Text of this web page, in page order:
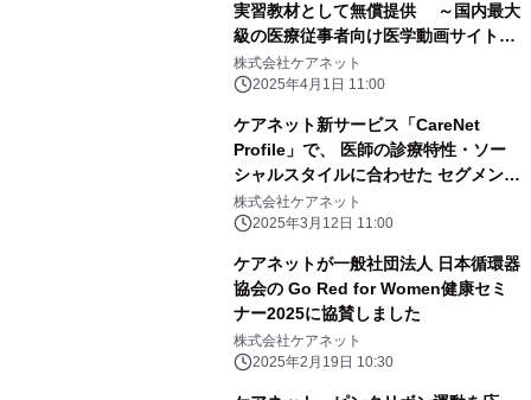
実習教材として無償提供 ～国内最大
級の医療従事者向け医学動画サイトが
使い放題～
株式会社ケアネット
2025年4月1日 11:00
ケアネット新サービス「CareNet
Profile」で、 医師の診療特性・ソー
シャルスタイルに合わせた セグメント
配信を実現
株式会社ケアネット
2025年3月12日 11:00
ケアネットが一般社団法人 日本循環器
協会の Go Red for Women健康セミ
ナー2025に協賛しました
株式会社ケアネット
2025年2月19日 10:30